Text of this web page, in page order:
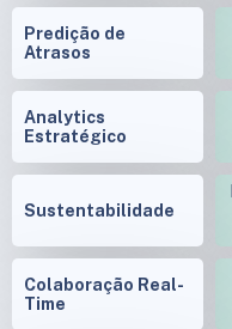
Predição de
Atrasos
Analytics
Estratégico
Sustentabilidade
Colaboração Real-
Time